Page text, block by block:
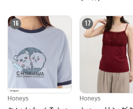
16
Honeys
17
Honeys